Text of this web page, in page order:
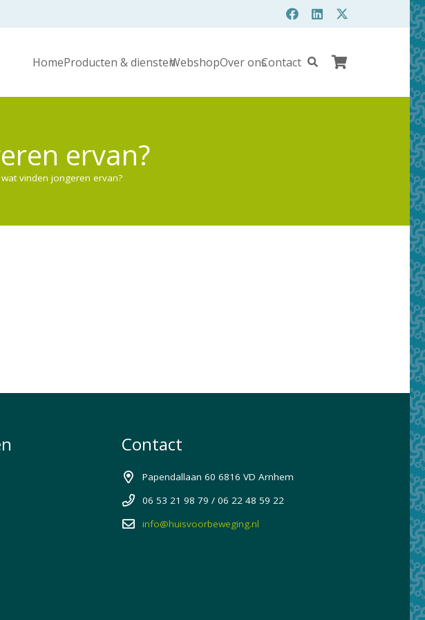
HomeProducten & dienstenWebshopOver onsContact
ervan?
vinden jongeren ervan?
Contact
Papendallaan 60 6816 VD Arnhem
06 53 21 98 79 / 06 22 48 59 22
info@huisvoorbeweging.nl